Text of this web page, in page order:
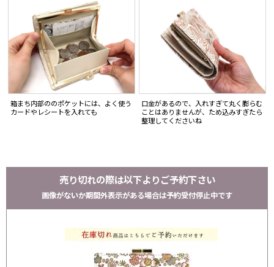
箱まち内部ののポケットには、よく使う
カードやレシートを入れても
口金があるので、入れすぎて丸く膨らむ
ことはありませんが、ため込みすぎたら
整理してくださいね
売り切れの際は以下よりご予約下さい
画像がないか期間外表示がある場合は予約受付停止中です